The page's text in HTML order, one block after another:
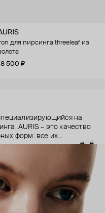
для пирсинга threeleaf из
500 ₽
на
AURIS – это качество
форм: все их
создания участвуют
отвечают за
так и ювелирные
трендам, а
собой).
выражает себя, но
ещё